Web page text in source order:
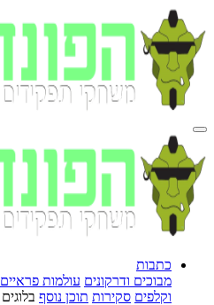
כתבות
מבוכים ודרקונים עולמות פראיים
וקלפים סקירות תוכן נוסף בלוגים